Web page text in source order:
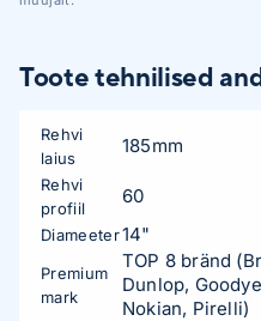
Toote tehnilised
Rehvi
laius
185mm
Rehvi
profiil
60
Diameeter14"
Premium
mark
TOP 8 bränd
Dunlop,
Nokian, Pirelli)